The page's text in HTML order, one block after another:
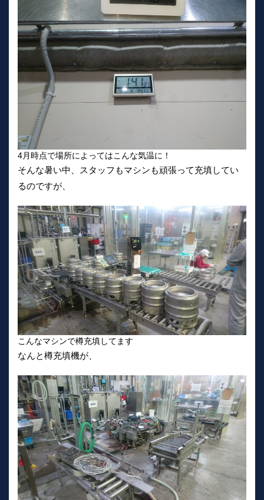
4月時点で場所によってはこんな気温に！
そんな暑い中、スタッフもマシンも頑張って充填してい
るのですが、
こんなマシンで樽充填してます
なんと樽充填機が、